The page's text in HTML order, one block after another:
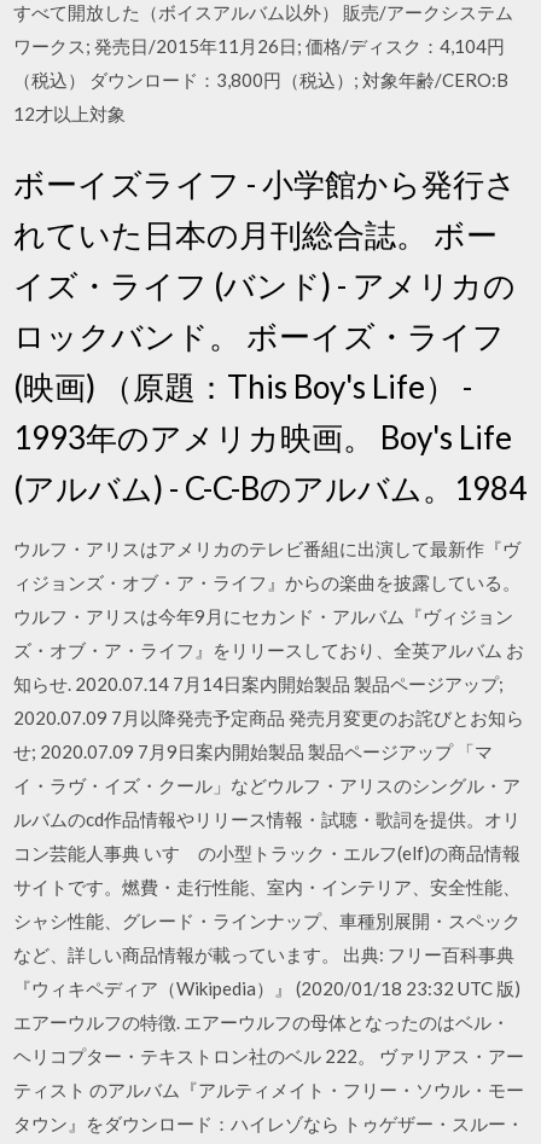
すべて開放した（ボイスアルバム以外） 販売/アークシステム
ワークス; 発売日/2015年11月26日; 価格/ディスク：4,104円
（税込） ダウンロード：3,800円（税込）; 対象年齢/CERO:B
12才以上対象
ボーイズライフ - 小学館から発行さ
れていた日本の月刊総合誌。 ボー
イズ・ライフ (バンド) - アメリカの
ロックバンド。 ボーイズ・ライフ
(映画) （原題：This Boy's Life） -
1993年のアメリカ映画。 Boy's Life
(アルバム) - C-C-Bのアルバム。1984
ウルフ・アリスはアメリカのテレビ番組に出演して最新作『ヴ
ィジョンズ・オブ・ア・ライフ』からの楽曲を披露している。
ウルフ・アリスは今年9月にセカンド・アルバム『ヴィジョン
ズ・オブ・ア・ライフ』をリリースしており、全英アルバム お
知らせ. 2020.07.14 7月14日案内開始製品 製品ページアップ;
2020.07.09 7月以降発売予定商品 発売月変更のお詫びとお知ら
せ; 2020.07.09 7月9日案内開始製品 製品ページアップ 「マ
イ・ラヴ・イズ・クール」などウルフ・アリスのシングル・ア
ルバムのcd作品情報やリリース情報・試聴・歌詞を提供。オリ
コン芸能人事典 いすゞの小型トラック・エルフ(elf)の商品情報
サイトです。燃費・走行性能、室内・インテリア、安全性能、
シャシ性能、グレード・ラインナップ、車種別展開・スペック
など、詳しい商品情報が載っています。 出典: フリー百科事典
『ウィキペディア（Wikipedia）』 (2020/01/18 23:32 UTC 版)
エアーウルフの特徴. エアーウルフの母体となったのはベル・
ヘリコプター・テキストロン社のベル 222。 ヴァリアス・アー
ティスト のアルバム『アルティメイト・フリー・ソウル・モー
タウン』をダウンロード：ハイレゾなら トゥゲザー・スルー・